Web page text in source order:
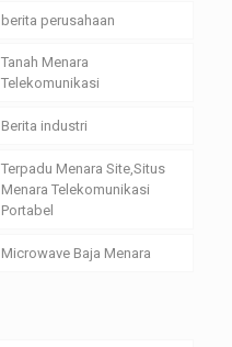
berita perusahaan
Tanah Menara
Telekomunikasi
Berita industri
Terpadu Menara Site,Situs
Menara Telekomunikasi
Portabel
Microwave Baja Menara